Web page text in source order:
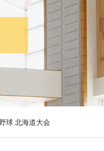
球 北海道大会